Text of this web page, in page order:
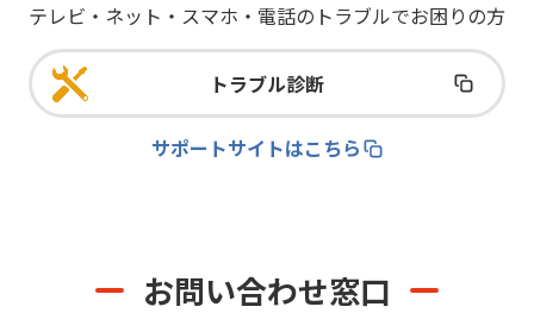
テレビ・ネット・スマホ・電話のトラブルでお困りの方
トラブル診断
サポートサイトはこちら
お問い合わせ窓口